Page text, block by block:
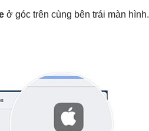
ở góc trên cùng bên trái màn hình.